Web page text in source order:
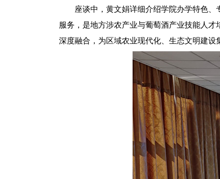
座谈中，黄文娟详细介绍学院办学特色
服务，是地方涉农产业与葡萄酒产业技能人
深度融合，为区域农业现代化、生态文明建设